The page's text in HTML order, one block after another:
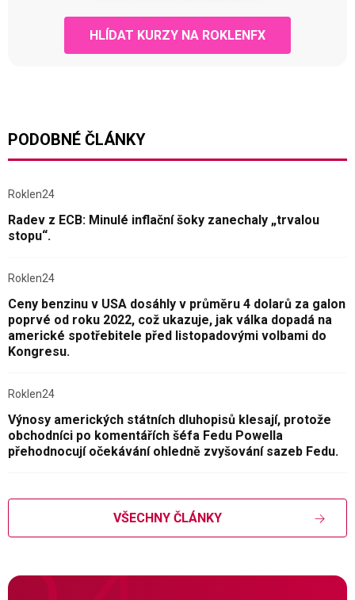
HLÍDAT KURZY NA ROKLENFX
PODOBNÉ ČLÁNKY
Roklen24
Radev z ECB: Minulé inflační šoky zanechaly „trvalou
stopu“.
Roklen24
Ceny benzinu v USA dosáhly v průměru 4 dolarů za galon
poprvé od roku 2022, což ukazuje, jak válka dopadá na
americké spotřebitele před listopadovými volbami do
Kongresu.
Roklen24
Výnosy amerických státních dluhopisů klesají, protože
obchodníci po komentářích šéfa Fedu Powella
přehodnocují očekávání ohledně zvyšování sazeb Fedu.
VŠECHNY ČLÁNKY